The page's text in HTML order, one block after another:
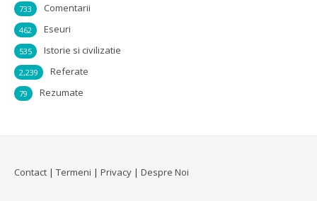
Comentarii
733
Eseuri
462
Istorie si civilizatie
535
Referate
2,239
Rezumate
79
Contact | Termeni | Privacy | Despre Noi